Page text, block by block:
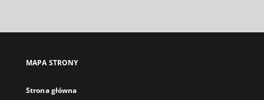
MAPA STRONY
Strona główna